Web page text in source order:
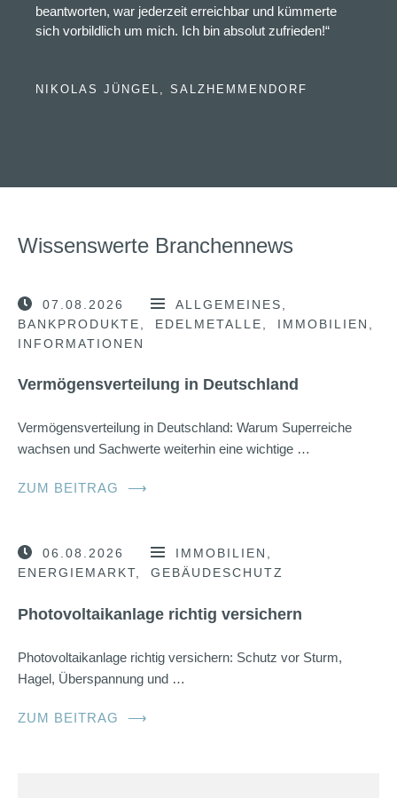
beantworten, war jederzeit erreichbar und kümmerte
sich vorbildlich um mich. Ich bin absolut zufrieden!“
NIKOLAS JÜNGEL, SALZHEMMENDORF
Wissenswerte Branchennews
07.08.2026
ALLGEMEINES
BANKPRODUKTE
EDELMETALLE
IMMOBILIEN
INFORMATIONEN
Vermögensverteilung in Deutschland
Vermögensverteilung in Deutschland: Warum Superreiche
wachsen und Sachwerte weiterhin eine wichtige …
ZUM BEITRAG ⟶
06.08.2026
IMMOBILIEN
ENERGIEMARKT
GEBÄUDESCHUTZ
Photovoltaikanlage richtig versichern
Photovoltaikanlage richtig versichern: Schutz vor Sturm,
Hagel, Überspannung und …
ZUM BEITRAG ⟶